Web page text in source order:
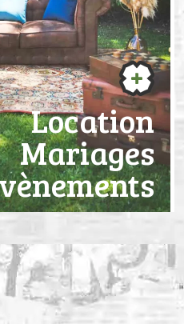
Location
Mariages